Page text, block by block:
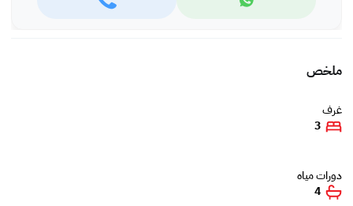
ملخص
غرف
3
دورات مياه
4